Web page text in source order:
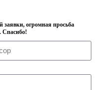
заявки, огромная просьба
Спасибо!